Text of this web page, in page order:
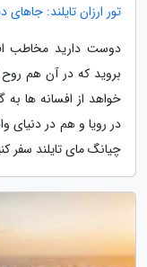
تور ارزان تایلند:
دوست دارید مخاطب
بروید که در آن هم روح
خواهد از افسانه ها
در رویا و هم در دنیای
چیانگ مای تایلند سفر